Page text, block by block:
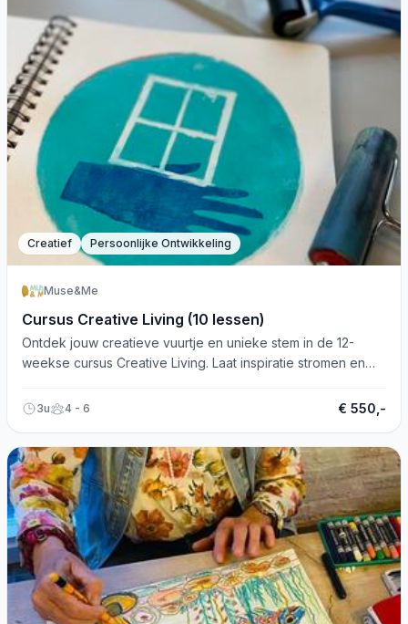
Creatief Persoonlijke Ontwikkeling
Muse&Me
Cursus Creative Living (10 lessen)
Ontdek jouw creatieve vuurtje en unieke stem in de 12-
weekse cursus Creative Living. Laat inspiratie stromen en
3u 4 - 6 € 550,-